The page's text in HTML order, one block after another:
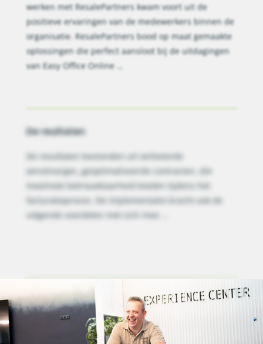
werken met ResalePartners kwam voort uit de
positieve ervaringen van de medewerkers binnen de
organisatie. ResalePartners bood op maat gemaakte
oplossingen die perfect aansloot bij de uitdagingen
van Easy Office Online
De reultaten
De resultaten bestonden uit verbeterde
winstmarges, geoptimaliseerde contracten, die
maximale betrouwbaarheid bieden tijdens het
facturatieproces. De implementatie bracht ook de
volgende voordelen met zich mee …